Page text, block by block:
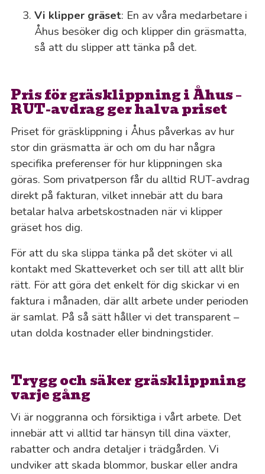
Vi klipper gräset: En av våra medarbetare i
Åhus besöker dig och klipper din gräsmatta,
så att du slipper att tänka på det.
Pris för gräsklippning i Åhus –
RUT-avdrag ger halva priset
Priset för gräsklippning i Åhus påverkas av hur
stor din gräsmatta är och om du har några
specifika preferenser för hur klippningen ska
göras. Som privatperson får du alltid RUT-avdrag
direkt på fakturan, vilket innebär att du bara
betalar halva arbetskostnaden när vi klipper
gräset hos dig.
För att du ska slippa tänka på det sköter vi all
kontakt med Skatteverket och ser till att allt blir
rätt. För att göra det enkelt för dig skickar vi en
faktura i månaden, där allt arbete under perioden
är samlat. På så sätt håller vi det transparent –
utan dolda kostnader eller bindningstider.
Trygg och säker gräsklippning
varje gång
Vi är noggranna och försiktiga i vårt arbete. Det
innebär att vi alltid tar hänsyn till dina växter,
rabatter och andra detaljer i trädgården. Vi
undviker att skada blommor, buskar eller andra